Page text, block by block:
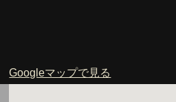
Googleマップで見る